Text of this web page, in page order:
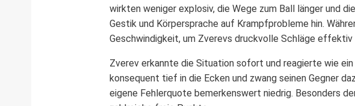
wirkten weniger explosiv, die Wege zum Ball länger und
Gestik und Körpersprache auf Krampfprobleme hin.
Geschwindigkeit, um Zverevs druckvolle Schläge
Zverev erkannte die Situation sofort und reagierte wie
konsequent tief in die Ecken und zwang seinen Gegner
eigene Fehlerquote bemerkenswert niedrig. Besonders